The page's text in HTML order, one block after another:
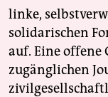
linke,
solidarischen
auf. Eine offene
zugänglichen